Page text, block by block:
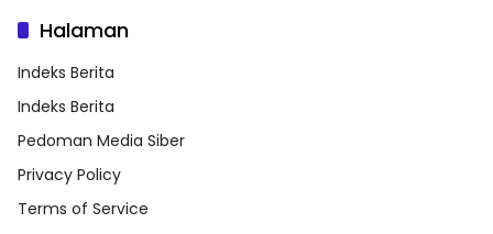
Halaman
Indeks Berita
Indeks Berita
Pedoman Media Siber
Privacy Policy
Terms of Service